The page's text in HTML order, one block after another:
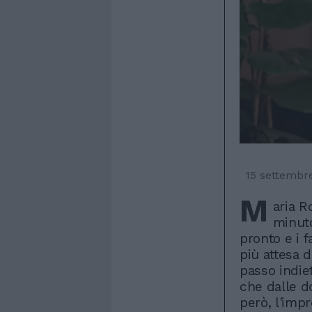
15
M aria
pronto e i
più attesa
passo
che dalle
però,